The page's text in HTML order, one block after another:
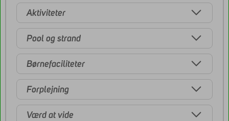
Aktiviteter
Pool og strand
Børnefaciliteter
Forplejning
Værd at vide